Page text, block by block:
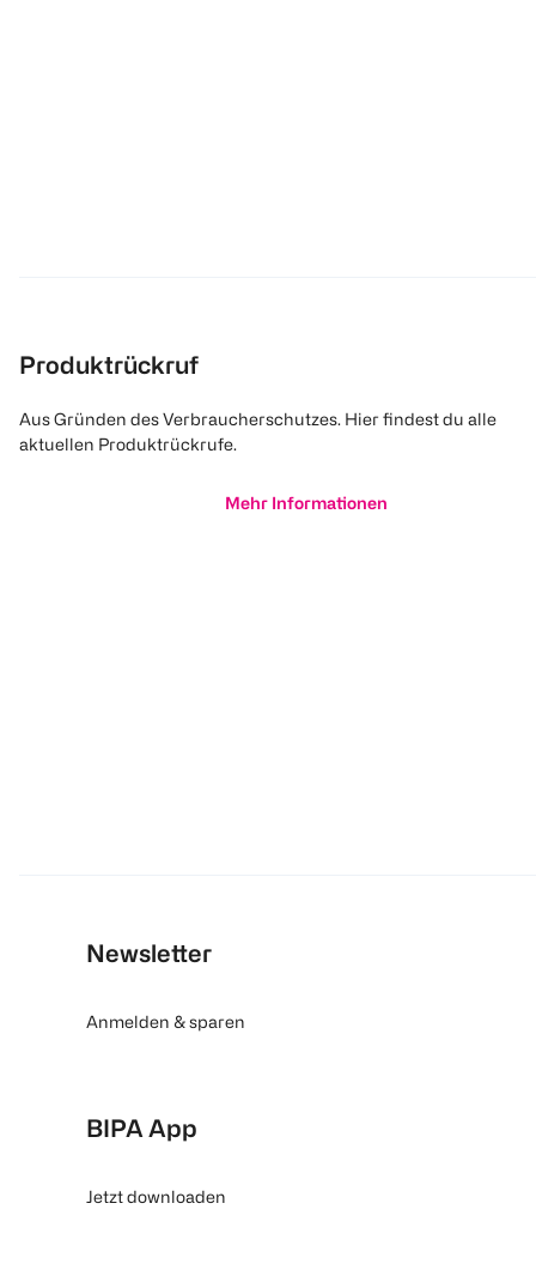
Produktrückruf
Aus Gründen des Verbraucherschutzes. Hier findest du alle
aktuellen Produktrückrufe.
Mehr Informationen
Newsletter
Anmelden & sparen
BIPA App
Jetzt downloaden